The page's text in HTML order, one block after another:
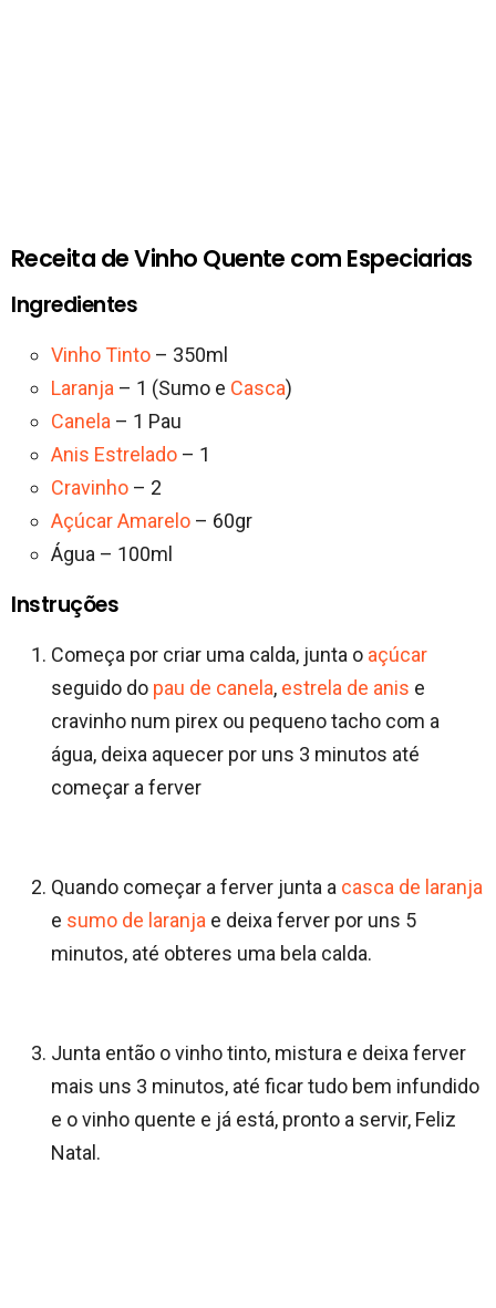
Receita de Vinho Quente com Especiarias
Ingredientes
Vinho Tinto – 350ml
Laranja – 1 (Sumo e Casca)
Canela – 1 Pau
Anis Estrelado – 1
Cravinho – 2
Açúcar Amarelo – 60gr
Água – 100ml
Instruções
Começa por criar uma calda, junta o açúcar
seguido do pau de canela, estrela de anis e
cravinho num pirex ou pequeno tacho com a
água, deixa aquecer por uns 3 minutos até
começar a ferver
Quando começar a ferver junta a casca de laranja
e sumo de laranja e deixa ferver por uns 5
minutos, até obteres uma bela calda.
Junta então o vinho tinto, mistura e deixa ferver
mais uns 3 minutos, até ficar tudo bem infundido
e o vinho quente e já está, pronto a servir, Feliz
Natal.